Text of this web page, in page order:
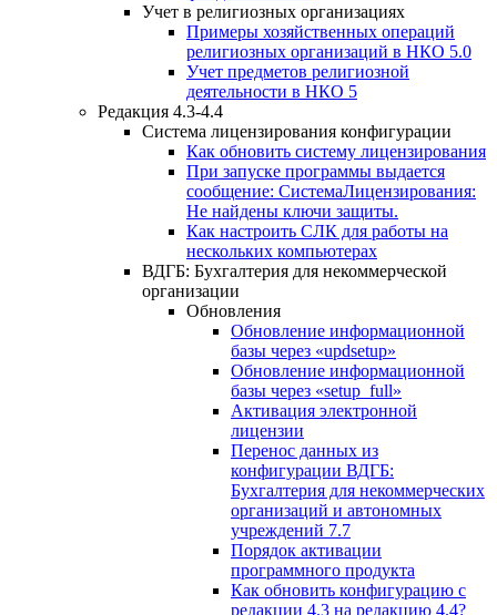
Учет в религиозных организациях
Примеры хозяйственных операций
религиозных организаций в НКО 5.0
Учет предметов религиозной
деятельности в НКО 5
Редакция 4.3-4.4
Система лицензирования конфигурации
Как обновить систему лицензирования
При запуске программы выдается
сообщение: СистемаЛицензирования:
Не найдены ключи защиты.
Как настроить СЛК для работы на
нескольких компьютерах
ВДГБ: Бухгалтерия для некоммерческой
организации
Обновления
Обновление информационной
базы через «updsetup»
Обновление информационной
базы через «setup_full»
Активация электронной
лицензии
Перенос данных из
конфигурации ВДГБ:
Бухгалтерия для некоммерческих
организаций и автономных
учреждений 7.7
Порядок активации
программного продукта
Как обновить конфигурацию с
редакции 4.3 на редакцию 4.4?